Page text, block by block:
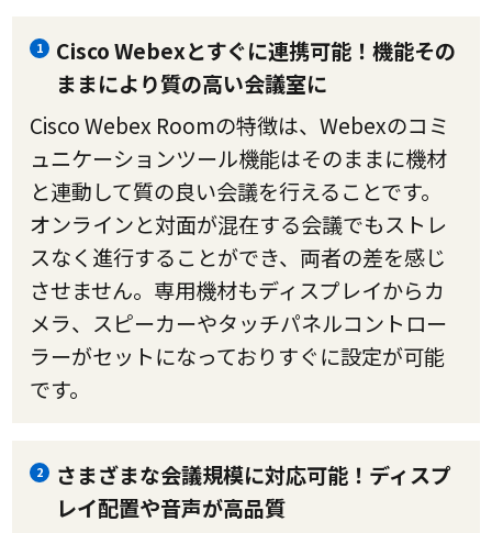
1
Cisco Webexとすぐに連携可能！機能その
ままにより質の高い会議室に
Cisco Webex Roomの特徴は、Webexのコミ
ュニケーションツール機能はそのままに機材
と連動して質の良い会議を行えることです。
オンラインと対面が混在する会議でもストレ
スなく進行することができ、両者の差を感じ
させません。専用機材もディスプレイからカ
メラ、スピーカーやタッチパネルコントロー
ラーがセットになっておりすぐに設定が可能
です。
2
さまざまな会議規模に対応可能！ディスプ
レイ配置や音声が高品質